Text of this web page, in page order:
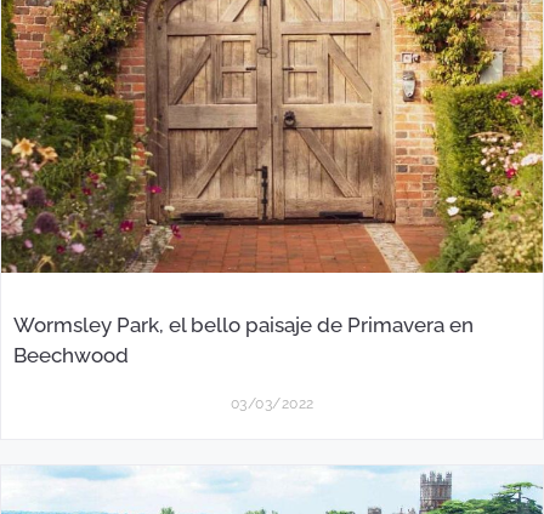
Wormsley Park, el bello paisaje de Primavera en
Beechwood
03/03/2022